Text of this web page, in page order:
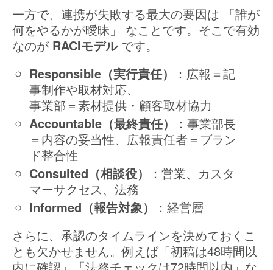
一方で、連携が失敗する最大の要因は 「誰が
何をやるかが曖昧」 なことです。そこで有効
なのが RACIモデルです。
Responsible（実行責任）
：広報＝記
事制作や取材対応、
事業部＝素材提供・顧客取材協力
Accountable（最終責任）
：事業部長
＝内容の妥当性、広報責任者＝ブラン
ド整合性
Consulted（相談役）
：営業、カスタ
マーサクセス、法務
Informed（報告対象）
：経営層
さらに、承認のタイムラインを決めておくこ
とも欠かせません。例えば「初稿は48時間以